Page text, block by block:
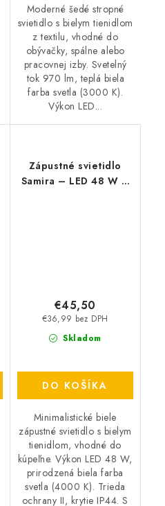
Moderné šedé stropné
svietidlo s bielym tienidlom
z textilu, vhodné do
obývačky, spálne alebo
pracovnej izby. Svetelný
tok 970 lm, teplá biela
farba svetla (3000 K).
Výkon LED...
Zápustné svietidlo
Samira – LED 48 W –
Skladom
€36,99 bez DPH
€45,50
DO KOŠÍKA
Minimalistické biele
zápustné svietidlo s bielym
tienidlom, vhodné do
kúpeľne. Výkon LED 48 W,
prirodzená biela farba
svetla (4000 K). Trieda
ochrany II, krytie IP44. S